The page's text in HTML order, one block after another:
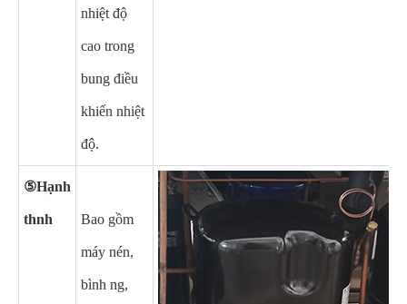
nhiệt độ
cao trong
bung điều
khiển nhiệt
độ.
⑤Hạnh
thnh Bao gồm
máy nén,
bình ng,